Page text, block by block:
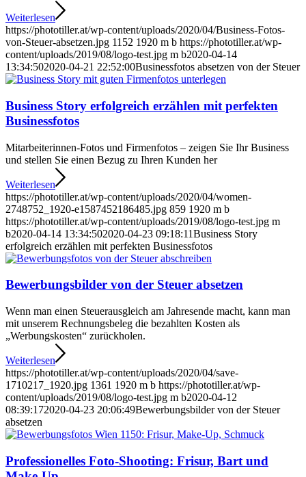
Weiterlesen
https://phototiller.at/wp-content/uploads/2020/04/Business-Fotos-
von-Steuer-absetzen.jpg 1152 1920 m b https://phototiller.at/wp-
content/uploads/2019/08/logo-test.jpg m b2020-04-14
13:34:502020-04-21 22:52:00Businessfotos absetzen von der Steuer
Business Story erfolgreich erzählen mit perfekten
Businessfotos
Mitarbeiterinnen-Fotos und Firmenfotos – zeigen Sie Ihr Business
und stellen Sie einen Bezug zu Ihren Kunden her
Weiterlesen
https://phototiller.at/wp-content/uploads/2020/04/women-
2748752_1920-e1587452186485.jpg 859 1920 m b
https://phototiller.at/wp-content/uploads/2019/08/logo-test.jpg m
b2020-04-14 13:34:502020-04-23 09:18:11Business Story
erfolgreich erzählen mit perfekten Businessfotos
Bewerbungsbilder von der Steuer absetzen
Wenn man einen Steuerausgleich am Jahresende macht, kann man
mit unserem Rechnungsbeleg die bezahlten Kosten als
„Werbungskosten“ zurückholen.
Weiterlesen
https://phototiller.at/wp-content/uploads/2020/04/save-
1710217_1920.jpg 1361 1920 m b https://phototiller.at/wp-
content/uploads/2019/08/logo-test.jpg m b2020-04-12
08:39:172020-04-23 20:06:49Bewerbungsbilder von der Steuer
absetzen
Professionelles Foto-Shooting: Frisur, Bart und